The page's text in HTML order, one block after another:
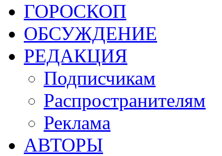
ГОРОСКОП
ОБСУЖДЕНИЕ
РЕДАКЦИЯ
Подписчикам
Распространителям
Реклама
АВТОРЫ